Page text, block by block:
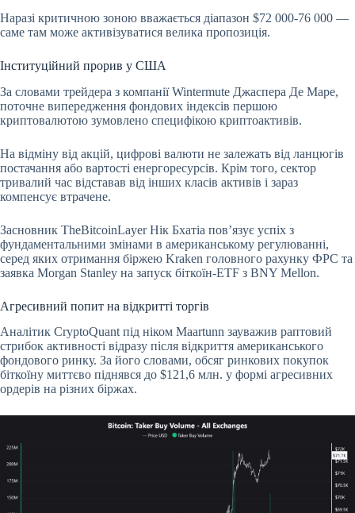
Наразі критичною зоною вважається діапазон $72 000-76 000 —
саме там може активізуватися велика пропозиція.
Інституційний прорив у США
За словами трейдера з компанії Wintermute Джаспера Де Маре,
поточне випередження фондових індексів першою
криптовалютою зумовлено специфікою криптоактивів.
На відміну від акцій, цифрові валюти не залежать від ланцюгів
постачання або вартості енергоресурсів. Крім того, сектор
тривалий час відставав від інших класів активів і зараз
компенсує втрачене.
Засновник TheBitcoinLayer Нік Бхатіа пов’язує успіх з
фундаментальними змінами в американському регулюванні,
серед яких отримання біржею Kraken головного рахунку ФРС та
заявка Morgan Stanley на запуск біткоїн-ETF з BNY Mellon.
Агресивний попит на відкритті торгів
Аналітик CryptoQuant під ніком Maartunn зауважив раптовий
стрибок активності відразу після відкриття американського
фондового ринку. За його словами, обсяг ринкових покупок
біткоїну миттєво піднявся до $121,6 млн. у формі агресивних
ордерів на різних біржах.